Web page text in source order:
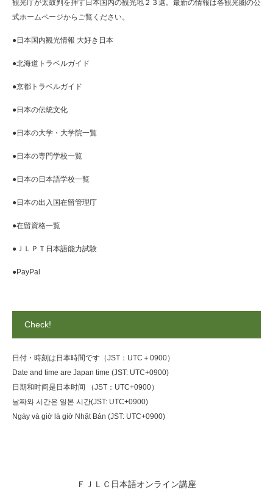
観光庁が太鼓判を押す日本国内の観光地２３選。最新の情報は各観光圏の公
式ホームページからご覧ください。
●日本国内観光情報 大好き日本
●北海道トラベルガイド
●京都トラベルガイド
●日本の伝統文化
●日本の大学・大学院一覧
●日本の専門学校一覧
●日本の日本語学校一覧
●日本の出入国在留管理庁
●在留資格一覧
●ＪＬＰＴ日本語能力試験
●PayPal
Check!
日付・時刻は日本時間です（JST：UTC＋0900）
Date and time are Japan time (JST: UTC+0900)
日期和时间是日本时间 （JST：UTC+0900）
날짜와 시간은 일본 시간(JST: UTC+0900)
Ngày và giờ là giờ Nhật Bản (JST: UTC+0900)
ＦＪＬＣ日本語オンライン講座